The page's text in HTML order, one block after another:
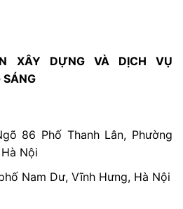
XÂY DỰNG VÀ DỊCH VỤ
86 Phố Thanh Lân, Phường
Nội
Nam Dư, Vĩnh Hưng, Hà Nội